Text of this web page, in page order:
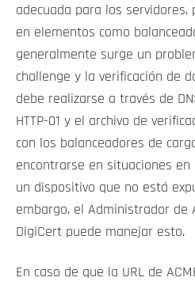
adecuada para los servidores,
en elementos como
generalmente surge un
challenge y la verificación de
debe realizarse a través de
HTTP-01 y el archivo de
con los balanceadores de
encontrarse en situaciones
un dispositivo que no está
embargo, el Administrador de
DigiCert puede manejar esto.
En caso de que la URL de